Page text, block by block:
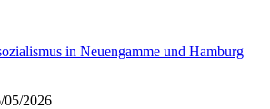
in Neuengamme und Hamburg
05/2026